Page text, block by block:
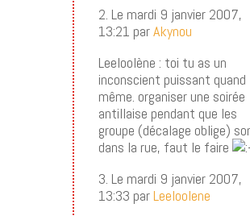
2. Le mardi 9 janvier 2007,
13:21 parAkynou
Leeloolène : toi tu as un
inconscient puissant quand
même. organiser une soirée
antillaise pendant que les
groupe (décalage oblige)
dans la rue, faut le faire
3. Le mardi 9 janvier 2007,
13:33 parLeeloolene